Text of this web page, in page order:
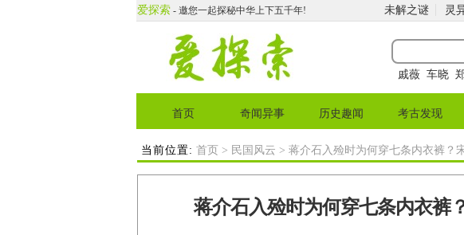
爱探索- 邀您一起探秘中华上下五千年! 未解之谜 灵
戚薇 车晓
首页 奇闻异事 历史趣闻 考古发现
当前位置: 首页 > 民国风云 > 蒋介石入殓时为何穿七条内衣裤？
蒋介石入殓时为何穿七条内衣裤